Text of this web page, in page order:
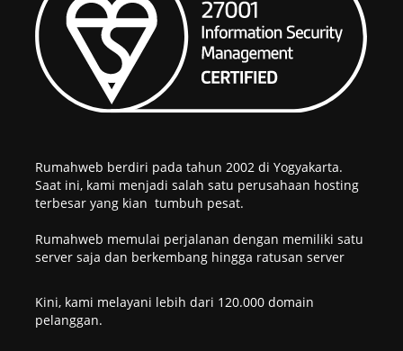
Rumahweb berdiri pada tahun 2002 di Yogyakarta.
Saat ini, kami menjadi salah satu perusahaan hosting
terbesar yang kian tumbuh pesat.
Rumahweb memulai perjalanan dengan memiliki satu
server saja dan berkembang hingga ratusan server
Kini, kami melayani lebih dari 120.000 domain
pelanggan.